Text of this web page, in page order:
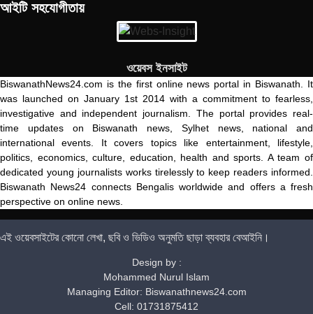
আইটি সহযোগীতায়
ওয়েবস ইনসাইট
BiswanathNews24.com is the first online news portal in Biswanath. It
was launched on January 1st 2014 with a commitment to fearless,
investigative and independent journalism. The portal provides real-
time updates on Biswanath news, Sylhet news, national and
international events. It covers topics like entertainment, lifestyle,
politics, economics, culture, education, health and sports. A team of
dedicated young journalists works tirelessly to keep readers informed.
Biswanath News24 connects Bengalis worldwide and offers a fresh
perspective on online news.
এই ওয়েবসাইটের কোনো লেখা, ছবি ও ভিডিও অনুমতি ছাড়া ব্যবহার বেআইনি।
Design by :
Mohammed Nurul Islam
Managing Editor: Biswanathnews24.com
Cell: 01731875412